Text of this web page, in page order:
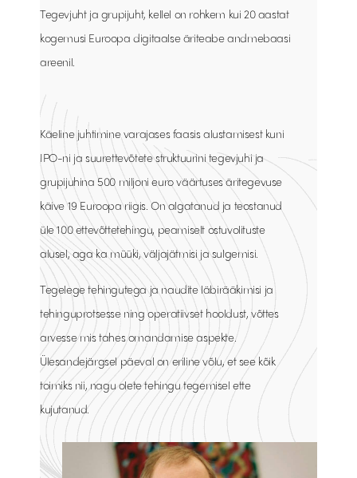
Tegevjuht ja grupijuht, kellel on rohkem kui 20 aastat
kogemusi Euroopa digitaalse äriteabe andmebaasi
areenil.
Käeline juhtimine varajases faasis alustamisest kuni
IPO-ni ja suurettevõtete struktuurini tegevjuhi ja
grupijuhina 500 miljoni euro väärtuses äritegevuse
käive 19 Euroopa riigis. On algatanud ja teostanud
üle 100 ettevõttetehingu, peamiselt ostuvolituste
alusel, aga ka müüki, väljajätmisi ja sulgemisi.
Tegelege tehingutega ja naudite läbirääkimisi ja
tehinguprotsesse ning operatiivset hooldust, võttes
arvesse mis tahes omandamise aspekte.
Ülesandejärgsel päeval on eriline võlu, et see kõik
toimiks nii, nagu olete tehingu tegemisel ette
kujutanud.